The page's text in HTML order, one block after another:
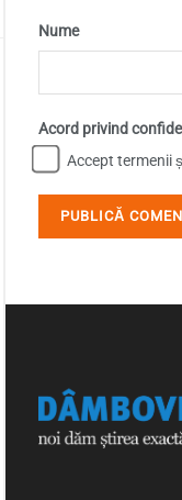
Nume
Acord privind
Accept termenii